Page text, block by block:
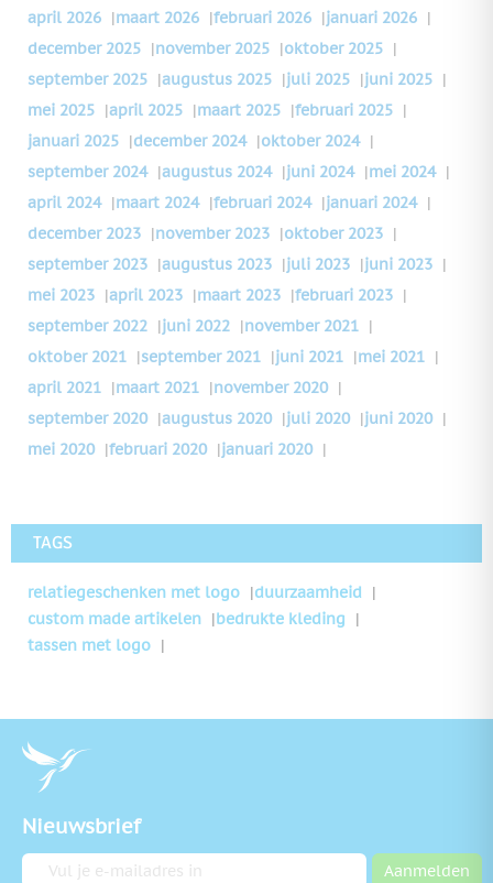
april 2026 |maart 2026 |februari 2026 |januari 2026 |
december 2025 |november 2025 |oktober 2025 |
september 2025 |augustus 2025 |juli 2025 |juni 2025 |
mei 2025 |april 2025 |maart 2025 |februari 2025 |
januari 2025 |december 2024 |oktober 2024 |
september 2024 |augustus 2024 |juni 2024 |mei 2024 |
april 2024 |maart 2024 |februari 2024 |januari 2024 |
december 2023 |november 2023 |oktober 2023 |
september 2023 |augustus 2023 |juli 2023 |juni 2023 |
mei 2023 |april 2023 |maart 2023 |februari 2023 |
september 2022 |juni 2022 |november 2021 |
oktober 2021 |september 2021 |juni 2021 |mei 2021 |
april 2021 |maart 2021 |november 2020 |
september 2020 |augustus 2020 |juli 2020 |juni 2020 |
mei 2020 |februari 2020 |januari 2020 |
TAGS
relatiegeschenken met logo
duurzaamheid
custom made artikelen
bedrukte kleding
tassen met logo
Nieuwsbrief
E-mailadres Aanmelden